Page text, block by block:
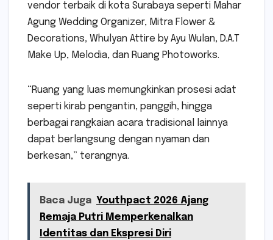
vendor terbaik di kota Surabaya seperti Mahar
Agung Wedding Organizer, Mitra Flower &
Decorations, Whulyan Attire by Ayu Wulan, D.A.T
Make Up, Melodia, dan Ruang Photoworks.
“Ruang yang luas memungkinkan prosesi adat
seperti kirab pengantin, panggih, hingga
berbagai rangkaian acara tradisional lainnya
dapat berlangsung dengan nyaman dan
berkesan,” terangnya.
Baca Juga Youthpact 2026 Ajang
Remaja Putri Memperkenalkan
Identitas dan Ekspresi Diri